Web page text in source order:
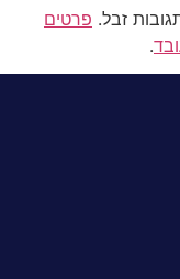
פרטים
.